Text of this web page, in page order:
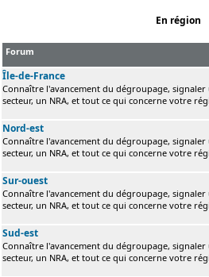
En région
Forum
Île-de-France
Connaître l'avancement du dégroupage,
secteur, un NRA, et tout ce qui concerne votre
Nord-est
Connaître l'avancement du dégroupage,
secteur, un NRA, et tout ce qui concerne votre
Sur-ouest
Connaître l'avancement du dégroupage,
secteur, un NRA, et tout ce qui concerne votre
Sud-est
Connaître l'avancement du dégroupage,
secteur, un NRA, et tout ce qui concerne votre